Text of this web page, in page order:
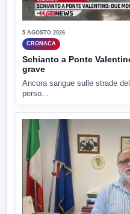
5 AGOSTO 2026
CRONACA
Schianto a Ponte
grave
Ancora sangue sulle strade
perso...